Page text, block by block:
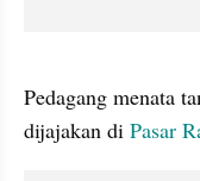
Pedagang menata
dijajakan di Pasar